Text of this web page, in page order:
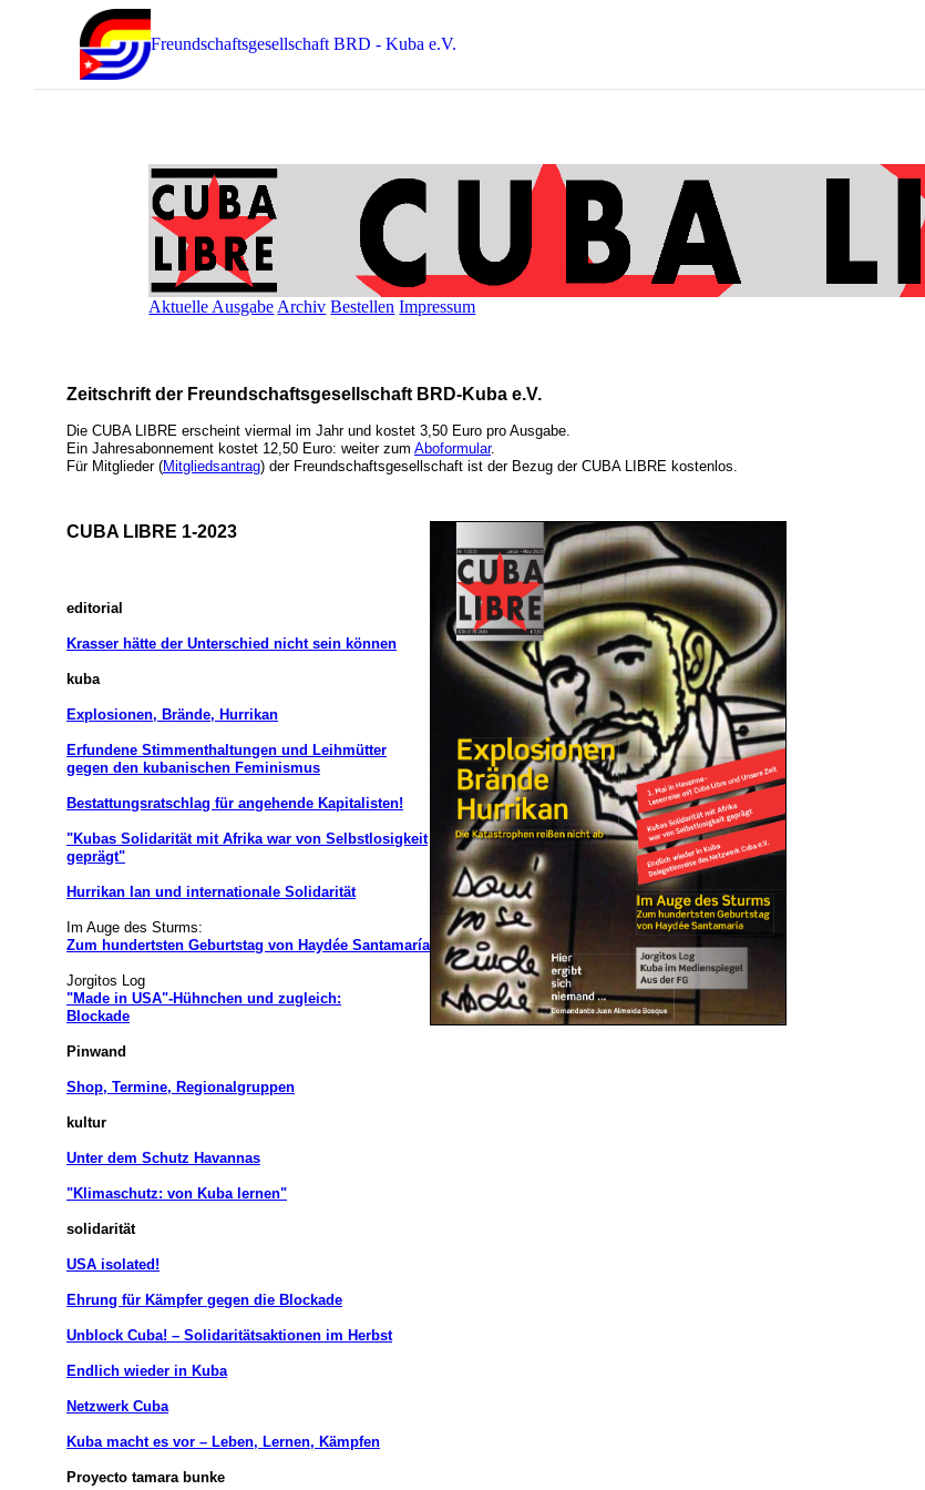
Freundschaftsgesellschaft BRD - Kuba e.V.
Aktuelle Ausgabe Archiv Bestellen Impressum
Zeitschrift der Freundschaftsgesellschaft BRD-Kuba e.V.
Die CUBA LIBRE erscheint viermal im Jahr und kostet 3,50 Euro pro Ausgabe.
Ein Jahresabonnement kostet 12,50 Euro: weiter zum Aboformular.
Für Mitglieder (Mitgliedsantrag) der Freundschaftsgesellschaft ist der Bezug der CUBA LIBRE kostenlos.
CUBA LIBRE 1-2023
editorial
Krasser hätte der Unterschied nicht sein können
kuba
Explosionen, Brände, Hurrikan
Erfundene Stimmenthaltungen und Leihmütter
gegen den kubanischen Feminismus
Bestattungsratschlag für angehende Kapitalisten!
"Kubas Solidarität mit Afrika war von Selbstlosigkeit
geprägt"
Hurrikan Ian und internationale Solidarität
Im Auge des Sturms:
Zum hundertsten Geburtstag von Haydée Santamaría
Jorgitos Log
"Made in USA"-Hühnchen und zugleich:
Blockade
Pinwand
Shop, Termine, Regionalgruppen
kultur
Unter dem Schutz Havannas
"Klimaschutz: von Kuba lernen"
solidarität
USA isolated!
Ehrung für Kämpfer gegen die Blockade
Unblock Cuba! – Solidaritätsaktionen im Herbst
Endlich wieder in Kuba
Netzwerk Cuba
Kuba macht es vor – Leben, Lernen, Kämpfen
Proyecto tamara bunke